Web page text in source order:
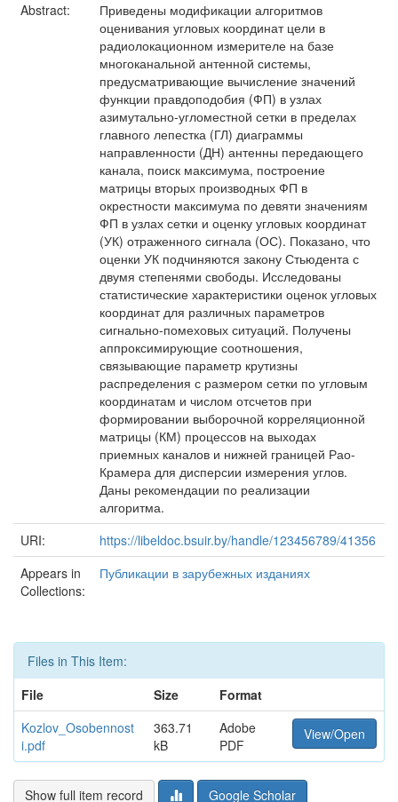
Abstract:
Приведены модификации алгоритмов
оценивания угловых координат цели в
радиолокационном измерителе на базе
многоканальной антенной системы,
предусматривающие вычисление значений
функции правдоподобия (ФП) в узлах
азимутально-угломестной сетки в пределах
главного лепестка (ГЛ) диаграммы
направленности (ДН) антенны передающего
канала, поиск максимума, построение
матрицы вторых производных ФП в
окрестности максимума по девяти значениям
ФП в узлах сетки и оценку угловых координат
(УК) отраженного сигнала (ОС). Показано, что
оценки УК подчиняются закону Стьюдента с
двумя степенями свободы. Исследованы
статистические характеристики оценок угловых
координат для различных параметров
сигнально-помеховых ситуаций. Получены
аппроксимирующие соотношения,
связывающие параметр крутизны
распределения с размером сетки по угловым
координатам и числом отсчетов при
формировании выборочной корреляционной
матрицы (КМ) процессов на выходах
приемных каналов и нижней границей Рао-
Крамера для дисперсии измерения углов.
Даны рекомендации по реализации
алгоритма.
URI:
https://libeldoc.bsuir.by/handle/123456789/41356
Appears in
Collections:
Публикации в зарубежных изданиях
Files in This Item:
File
Size
Format
Kozlov_Osobennost
i.pdf
363.71
kB
Adobe
PDF
View/Open
Show full item record Google Scholar